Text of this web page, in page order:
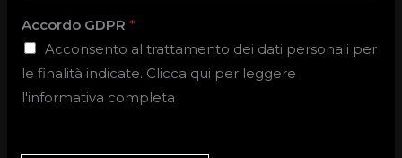
Accordo GDPR*
Acconsento al trattamento dei dati personali per
le finalità indicate. Clicca qui per leggere
l'informativa completa